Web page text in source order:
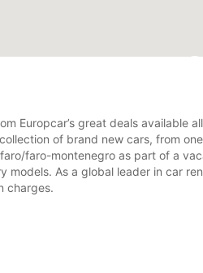
Europcar’s great deals available
of brand new cars, from
faro-montenegro as part of a
models. As a global leader in car
charges.